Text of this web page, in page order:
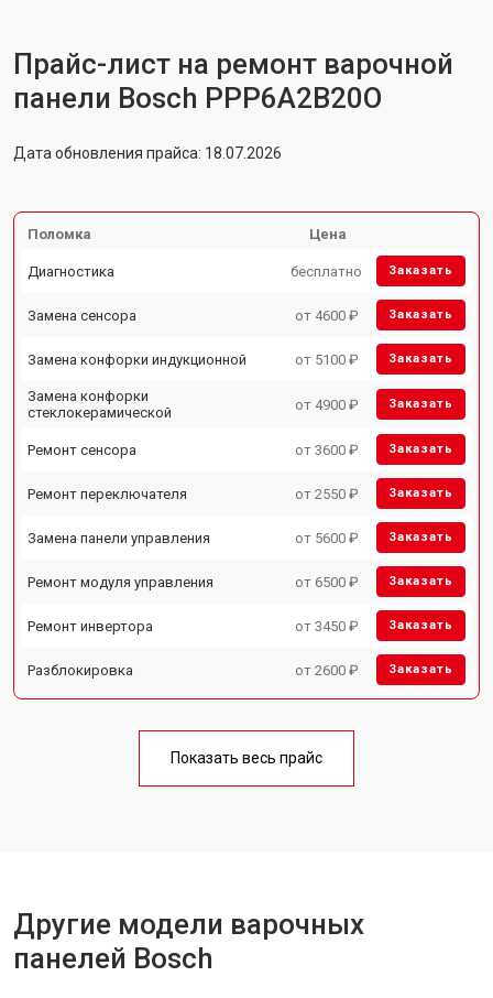
Прайс-лист на ремонт варочной
панели Bosch PPP6A2B20O
Дата обновления прайса: 18.07.2026
Поломка Цена
Диагностика бесплатно Заказать
Замена сенсора от 4600 ₽ Заказать
Замена конфорки индукционной от 5100 ₽ Заказать
Замена конфорки
стеклокерамической
от 4900 ₽ Заказать
Ремонт сенсора от 3600 ₽ Заказать
Ремонт переключателя от 2550 ₽ Заказать
Замена панели управления от 5600 ₽ Заказать
Ремонт модуля управления от 6500 ₽ Заказать
Ремонт инвертора от 3450 ₽ Заказать
Разблокировка от 2600 ₽ Заказать
Показать весь прайс
Другие модели варочных
панелей Bosch